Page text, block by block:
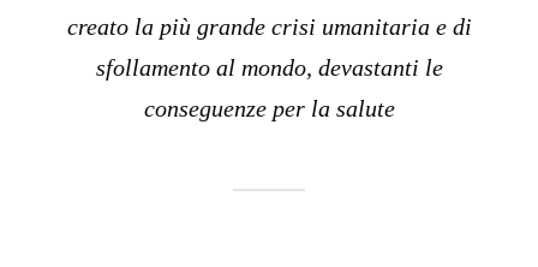
creato la più grande crisi umanitaria e di
sfollamento al mondo, devastanti le
conseguenze per la salute